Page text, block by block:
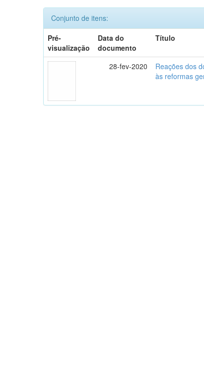
Conjunto de itens:
Pré-
visualização
Data do
documento
Título
28-fev-2020
Reações dos
às reformas